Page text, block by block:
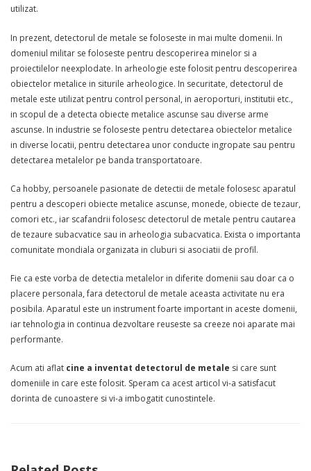
utilizat.
In prezent, detectorul de metale se foloseste in mai multe domenii. In
domeniul militar se foloseste pentru descoperirea minelor si a
proiectilelor neexplodate. In arheologie este folosit pentru descoperirea
obiectelor metalice in siturile arheologice. In securitate, detectorul de
metale este utilizat pentru control personal, in aeroporturi, institutii etc.,
in scopul de a detecta obiecte metalice ascunse sau diverse arme
ascunse. In industrie se foloseste pentru detectarea obiectelor metalice
in diverse locatii, pentru detectarea unor conducte ingropate sau pentru
detectarea metalelor pe banda transportatoare.
Ca hobby, persoanele pasionate de detectii de metale folosesc aparatul
pentru a descoperi obiecte metalice ascunse, monede, obiecte de tezaur,
comori etc., iar scafandrii folosesc detectorul de metale pentru cautarea
de tezaure subacvatice sau in arheologia subacvatica. Exista o importanta
comunitate mondiala organizata in cluburi si asociatii de profil.
Fie ca este vorba de detectia metalelor in diferite domenii sau doar ca o
placere personala, fara detectorul de metale aceasta activitate nu era
posibila. Aparatul este un instrument foarte important in aceste domenii,
iar tehnologia in continua dezvoltare reuseste sa creeze noi aparate mai
performante.
Acum ati aflat cine a inventat detectorul de metale si care sunt
domeniile in care este folosit. Speram ca acest articol vi-a satisfacut
dorinta de cunoastere si vi-a imbogatit cunostintele.